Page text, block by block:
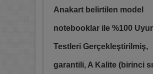
Anakart belirtilen model
notebooklar ile %100
Testleri Gerçekleştirilmiş,
garantili, A Kalite (birinci